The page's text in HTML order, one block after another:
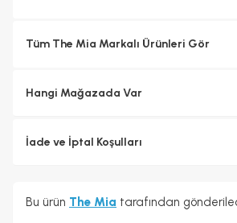
Tüm The Mia Markalı Ürünleri Gör
Hangi Mağazada Var
İade ve İptal Koşulları
Bu ürün The Mia tarafından